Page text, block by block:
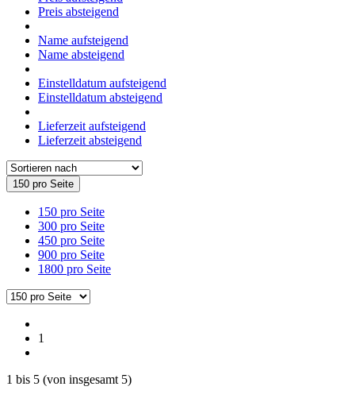
Preis absteigend
Name aufsteigend
Name absteigend
Einstelldatum aufsteigend
Einstelldatum absteigend
Lieferzeit aufsteigend
Lieferzeit absteigend
150 pro Seite
150 pro Seite
300 pro Seite
450 pro Seite
900 pro Seite
1800 pro Seite
1
1 bis 5 (von insgesamt 5)